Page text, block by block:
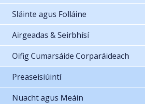
Sláinte agus Folláine
Airgeadas & Seirbhísí
Oifig Cumarsáide Corparáideach
Preaseisiúintí
Nuacht agus Meáin